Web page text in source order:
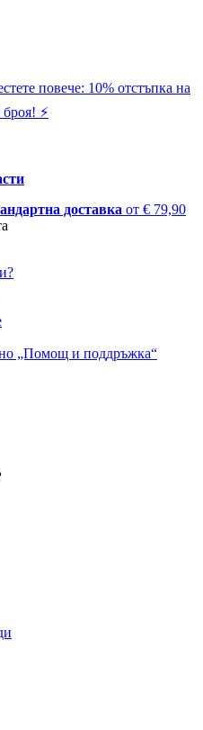
повече: 10% отстъпка на
⚡️
доставка от € 79,90
„Помощ и поддръжка“